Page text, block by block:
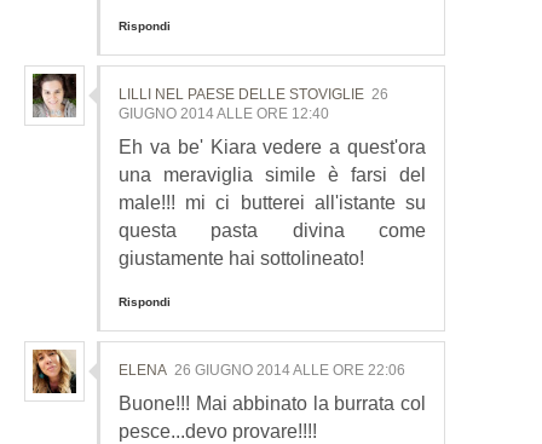
Rispondi
LILLI NEL PAESE DELLE STOVIGLIE 26
GIUGNO 2014 ALLE ORE 12:40
Eh va be' Kiara vedere a quest'ora
una meraviglia simile è farsi del
male!!! mi ci butterei all'istante su
questa pasta divina come
giustamente hai sottolineato!
Rispondi
ELENA 26 GIUGNO 2014 ALLE ORE 22:06
Buone!!! Mai abbinato la burrata col
pesce...devo provare!!!!